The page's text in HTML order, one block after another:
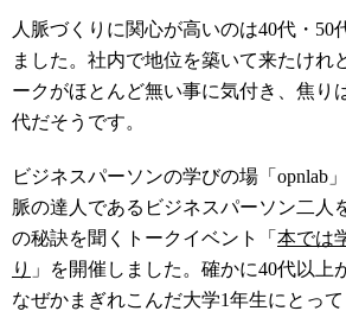
人脈づくりに関心が高いのは40代・50
ました。社内で地位を築いて来たけれ
ークがほとんど無い事に気付き、焦り
代だそうです。
ビジネスパーソンの学びの場「opnlab
脈の達人であるビジネスパーソン二人
の秘訣を聞くトークイベント「 本では
り 」を開催しました。確かに40代以上
なぜかまぎれこんだ大学1年生にとっ